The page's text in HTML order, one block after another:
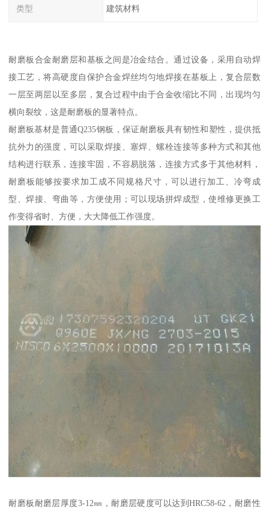
类型 建筑材料
耐磨板合金耐磨层和基板之间是冶金结合。通过设备，采用自动焊
接工艺，将高硬度自保护合金焊丝均匀地焊接在基板上，复合层数
一层至两层以至多层，复合过程中由于合金收缩比不同，出现均匀
横向裂纹，这是耐磨板的显著特点。
耐磨板基材是普通Q235钢板，保证耐磨板具有韧性和塑性，提供抵
抗外力的强度，可以采取焊接、塞焊、螺栓连接等多种方式和其他
结构进行联系，连接牢固，不容易脱落，连接方式多于其他材料，
耐磨板能够按要求加工成不同规格尺寸，可以进行加工、冷弯成
型、焊接、弯曲等，方便使用；可以现场拼焊成型，使维修更换工
作变得省时、方便，大大降低工作强度。
耐磨板耐磨层厚度3-12㎜，耐磨层硬度可以达到HRC58-62，耐磨性